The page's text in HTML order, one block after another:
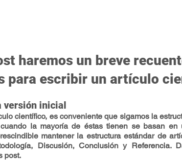
haremos un breve
para escribir un artículo
versión inicial
científico, es conveniente que sigamos la
la mayoría de éstas tienen se basan en
mantener la estructura estándar de
Discusión, Conclusión y Referencia.
post.